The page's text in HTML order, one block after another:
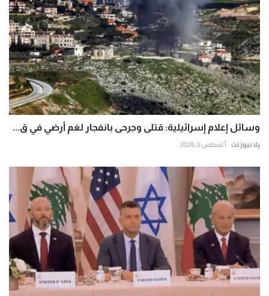
وسائل إعلام إسرائيلية: قتلى وجرحى بانفجار لغم أرضي في ق...
يلا نيوز نت أغسطس 5, 2026